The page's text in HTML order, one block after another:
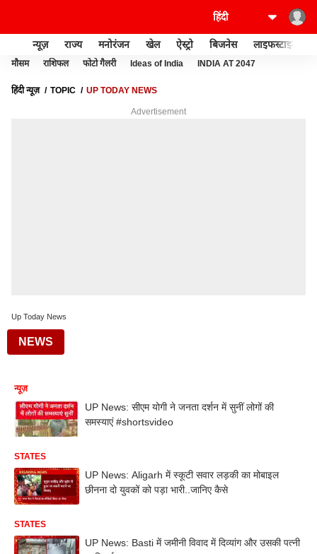
न्यूज़ राज्य मनोरंजन खेल ऐस्ट्रो बिजनेस लाइफस्टाइल
मौसम राशिफल फोटो गैलरी Ideas of India INDIA AT 2047
हिंदी न्यूज़ TOPIC UP TODAY NEWS
Advertisement
Up Today News
NEWS
न्यूज़
UP News: सीएम योगी ने जनता दर्शन में सुनीं लोगों की
समस्याएं #shortsvideo
STATES
UP News: Aligarh में स्कूटी सवार लड़की का मोबाइल
छीनना दो युवकों को पड़ा भारी..जानिए कैसे
STATES
UP News: Basti में जमीनी विवाद में दिव्यांग और उसकी पत्नी